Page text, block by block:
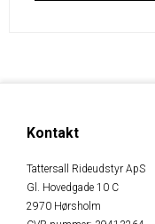
Kontakt
Tattersall Rideudstyr ApS
Gl. Hovedgade 10 C
2970 Hørsholm